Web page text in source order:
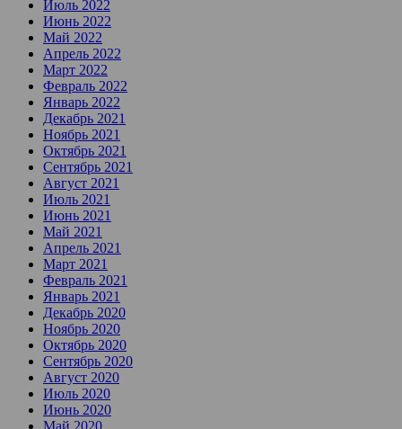
Июль 2022
Июнь 2022
Май 2022
Апрель 2022
Март 2022
Февраль 2022
Январь 2022
Декабрь 2021
Ноябрь 2021
Октябрь 2021
Сентябрь 2021
Август 2021
Июль 2021
Июнь 2021
Май 2021
Апрель 2021
Март 2021
Февраль 2021
Январь 2021
Декабрь 2020
Ноябрь 2020
Октябрь 2020
Сентябрь 2020
Август 2020
Июль 2020
Июнь 2020
Май 2020